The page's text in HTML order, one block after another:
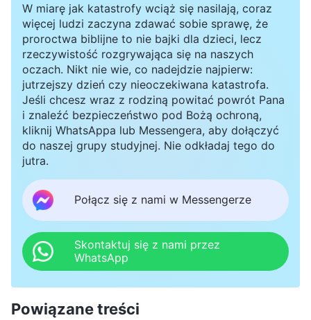
natomiast zaświadczacie, że Bóg zstąpił na ziemię w
ciele i wyraża prawdę oraz dokonuje dzieła osądzania
w dniach ostatecznych. Dlaczego nasze pojmowanie
różni się od waszego? Na czym polega osądzanie
Boże w dniach ostatecznych?
W miarę jak katastrofy wciąż się nasilają, coraz
więcej ludzi zaczyna zdawać sobie sprawę, że
proroctwa biblijne to nie bajki dla dzieci, lecz
rzeczywistość rozgrywająca się na naszych
oczach. Nikt nie wie, co nadejdzie najpierw:
jutrzejszy dzień czy nieoczekiwana katastrofa.
Jeśli chcesz wraz z rodziną powitać powrót Pana
i znaleźć bezpieczeństwo pod Bożą ochroną,
kliknij WhatsAppa lub Messengera, aby dołączyć
do naszej grupy studyjnej. Nie odkładaj tego do
jutra.
Połącz się z nami w Messengerze
Skontaktuj się z nami przez
WhatsApp
Powiązane treści